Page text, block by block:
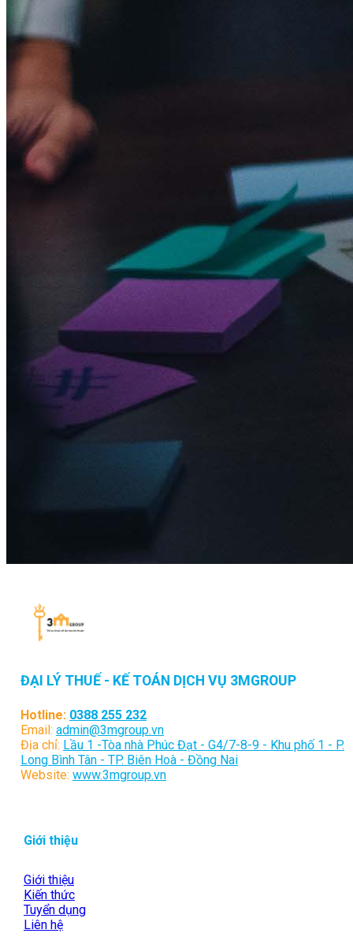
ĐẠI LÝ THUẾ - KẾ TOÁN DỊCH VỤ 3MGROUP
Hotline: 0388 255 232
Email: admin@3mgroup.vn
Địa chỉ: Lầu 1 -Tòa nhà Phúc Đạt - G4/7-8-9 - Khu phố 1 - P.
Long Bình Tân - TP. Biên Hoà - Đồng Nai
Website: www.3mgroup.vn
Giới thiệu
Giới thiệu
Kiến thức
Tuyển dụng
Liên hệ